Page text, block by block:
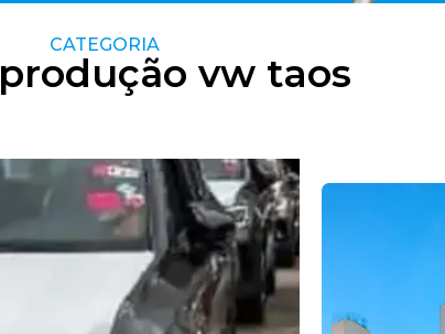
CATEGORIA
vw taos